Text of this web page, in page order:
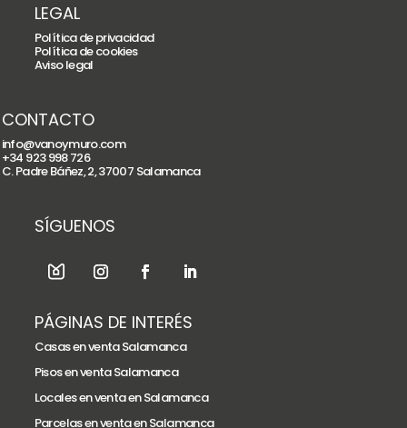
LEGAL
Política de privacidad
Política de cookies
Aviso legal
CONTACTO
info@vanoymuro.com
+34 923 998 726
C. Padre Báñez, 2, 37007 Salamanca
SÍGUENOS
PÁGINAS DE INTERÉS
Casas en venta Salamanca
Pisos en venta Salamanca
Locales en venta en Salamanca
Parcelas en venta en Salamanca